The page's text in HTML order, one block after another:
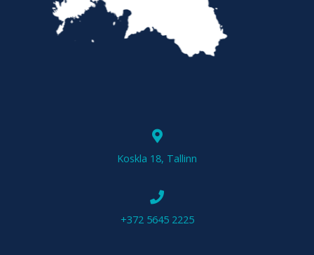
Koskla 18, Tallinn
+372 5645 2225